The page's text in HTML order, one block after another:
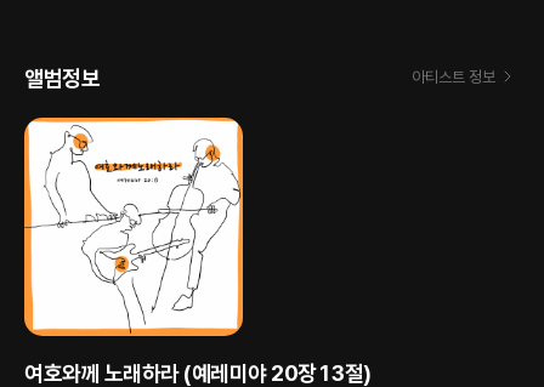
앨범정보 아티스트 정보
여호와께 노래하라 (예레미야 20장13절)